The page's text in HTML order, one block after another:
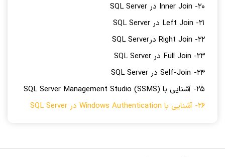
20- Inner Join در SQL Server
21- Left Join در SQL Server
22- Right Join درSQL Server
23- Full Join در SQL Server
24- Self-Join در SQL Server
25- آشنایی با SQL Server Management Studio (SSMS)
26- آشنایی با Windows Authentication در SQL Server